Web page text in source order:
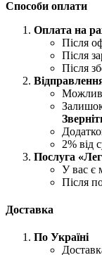
Способи оплати
Оплата на
Після
Після
Після
2% від
Послуга
У вас є
Після
Доставка
По Україні